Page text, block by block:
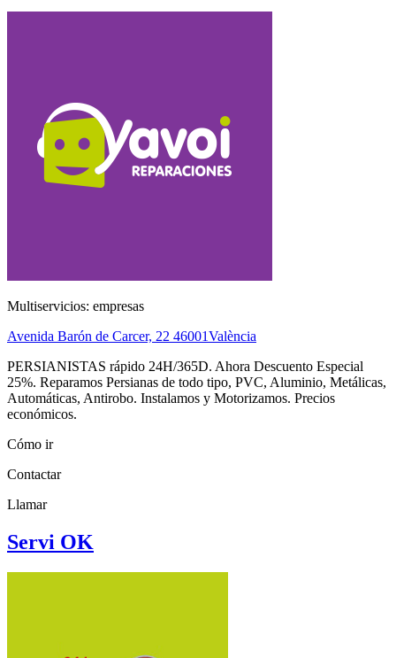
Multiservicios: empresas
Avenida Barón de Carcer, 22 46001València
PERSIANISTAS rápido 24H/365D. Ahora Descuento Especial
25%. Reparamos Persianas de todo tipo, PVC, Aluminio, Metálicas,
Automáticas, Antirobo. Instalamos y Motorizamos. Precios
económicos.
Cómo ir
Contactar
Llamar
Servi OK